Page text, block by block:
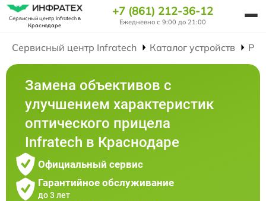
Сервисный центр Infratechв
Краснодаре
+7 (861) 212-36-12
Ежедневно с 9:00 до 21:00
Сервисный центр Infratech Каталог устройств
Замена объективов с
улучшением характеристик
оптического прицела
Infratech в Краснодаре
Официальный сервис
Гарантийное обслуживание
до 3 лет